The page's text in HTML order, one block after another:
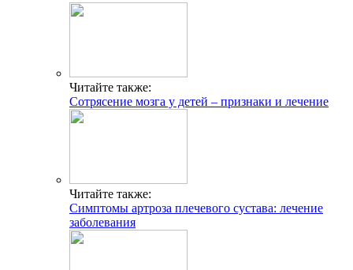
Читайте также:
Сотрясение мозга у детей – признаки и лечение
Читайте также:
Симптомы артроза плечевого сустава: лечение
заболевания